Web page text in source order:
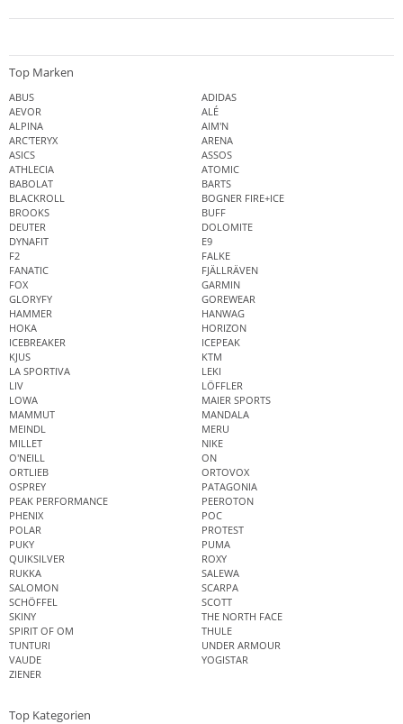
Top Marken
ABUS
ADIDAS
AEVOR
ALÉ
ALPINA
AIM'N
ARC'TERYX
ARENA
ASICS
ASSOS
ATHLECIA
ATOMIC
BABOLAT
BARTS
BLACKROLL
BOGNER FIRE+ICE
BROOKS
BUFF
DEUTER
DOLOMITE
DYNAFIT
E9
F2
FALKE
FANATIC
FJÄLLRÄVEN
FOX
GARMIN
GLORYFY
GOREWEAR
HAMMER
HANWAG
HOKA
HORIZON
ICEBREAKER
ICEPEAK
KJUS
KTM
LA SPORTIVA
LEKI
LIV
LÖFFLER
LOWA
MAIER SPORTS
MAMMUT
MANDALA
MEINDL
MERU
MILLET
NIKE
O'NEILL
ON
ORTLIEB
ORTOVOX
OSPREY
PATAGONIA
PEAK PERFORMANCE
PEEROTON
PHENIX
POC
POLAR
PROTEST
PUKY
PUMA
QUIKSILVER
ROXY
RUKKA
SALEWA
SALOMON
SCARPA
SCHÖFFEL
SCOTT
SKINY
THE NORTH FACE
SPIRIT OF OM
THULE
TUNTURI
UNDER ARMOUR
VAUDE
YOGISTAR
ZIENER
Top Kategorien